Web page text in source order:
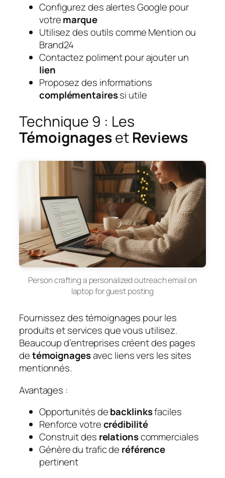
Configurez des alertes Google pour
votremarque
Utilisez des outils comme Mention ou
Brand24
Contactez poliment pour ajouter un
lien
Proposez des informations
complémentairessi utile
Technique 9 : Les
Témoignageset Reviews
Person crafting a personalized outreach email on
laptop for guest posting
Fournissez des témoignages pour les
produits et services que vous utilisez.
Beaucoup d’entreprises créent des pages
detémoignagesavec liens vers les sites
mentionnés.
Avantages :
Opportunités debacklinksfaciles
Renforce votrecrédibilité
Construit des relationscommerciales
Génère du trafic de référence
pertinent